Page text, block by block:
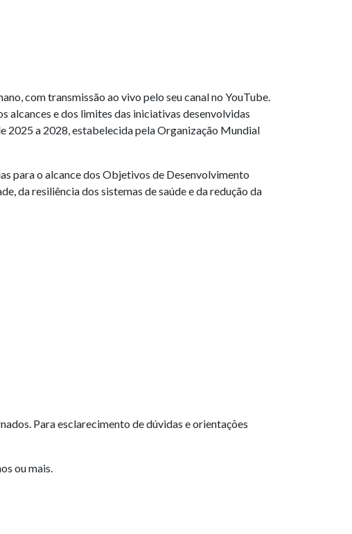
com transmissão ao vivo pelo seu canal no YouTube.
alcances e dos limites das iniciativas desenvolvidas
2025 a 2028, estabelecida pela Organização Mundial
para o alcance dos Objetivos de Desenvolvimento
da resiliência dos sistemas de saúde e da redução da
Para esclarecimento de dúvidas e orientações
ou mais.